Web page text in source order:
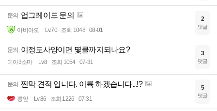
문의 업그레이드 문의
아비아오 Lv.70 조회 1048 08-01
2
댓글
문의 이정도사양이면 몇클까지되나요?
디아3소마 Lv.8 조회 1054 07-31
3
댓글
문의 찐막 견적 입니다. 이륙 하겠습니다...!?
뽕잎 Lv.86 조회 1226 07-31
5
댓글